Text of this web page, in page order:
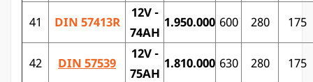
41 DIN 57413R
12V -
74AH
1.950.000 600 280 175
42 DIN 57539
12V -
75AH
1.810.000 630 280 175